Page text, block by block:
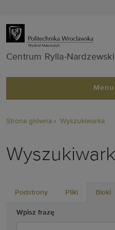
Centrum Rylla-
Menu
Strona główna Wyszukiwarka
Podstrony Pliki Bloki
Wpisz frazę